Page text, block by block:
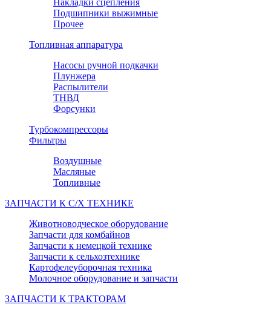
Накладки сцепления
Подшипники выжимные
Прочее
Топливная аппаратура
Насосы ручной подкачки
Плунжера
Распылители
ТНВД
Форсунки
Турбокомпрессоры
Фильтры
Воздушные
Масляные
Топливные
ЗАПЧАСТИ К С/Х ТЕХНИКЕ
Животноводческое оборудование
Запчасти для комбайнов
Запчасти к немецкой технике
Запчасти к сельхозтехнике
Картофелеуборочная техника
Молочное оборудование и запчасти
ЗАПЧАСТИ К ТРАКТОРАМ